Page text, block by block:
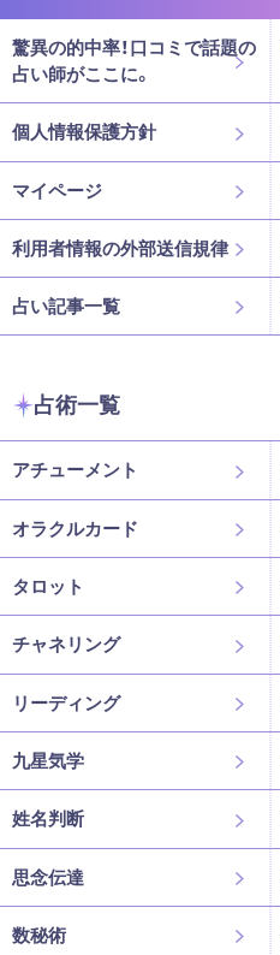
驚異の的中率！口コミで話題の
占い師がここに。
個人情報保護方針
マイページ
利用者情報の外部送信規律
占い記事一覧
占術一覧
アチューメント
オラクルカード
タロット
チャネリング
リーディング
九星気学
姓名判断
思念伝達
数秘術